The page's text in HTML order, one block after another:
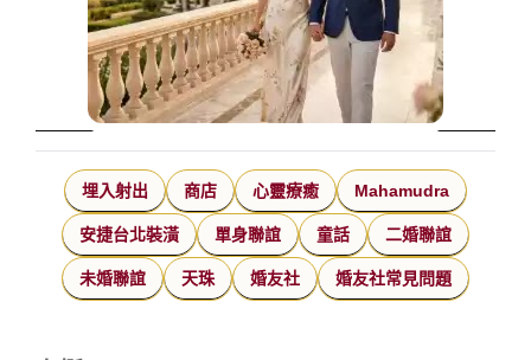
埋入射出 商店 心靈療癒 Mahamudra
安捷台北裝潢 單身聯誼 童話 二婚聯誼
未婚聯誼 天珠 婚友社 婚友社常見問題